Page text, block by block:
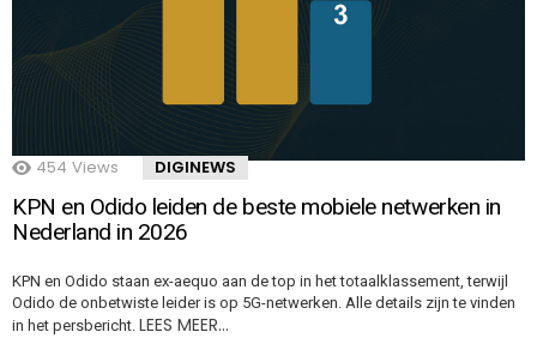
454 Views DIGINEWS
KPN en Odido leiden de beste mobiele netwerken in
Nederland in 2026
KPN en Odido staan ex-aequo aan de top in het totaalklassement, terwijl
Odido de onbetwiste leider is op 5G-netwerken. Alle details zijn te vinden
in het persbericht. LEES MEER…